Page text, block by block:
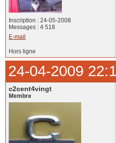
Inscription : 24-05-2008
Messages : 4 518
E-mail
Hors ligne
24-04-2009
c2cent4vingt
Membre